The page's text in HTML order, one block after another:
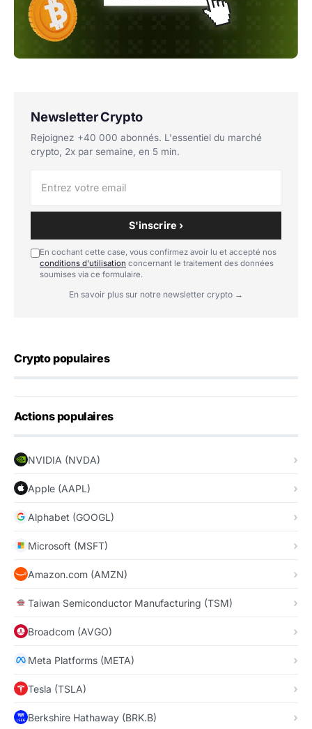
Newsletter Crypto
Rejoignez +40 000 abonnés. L'essentiel du marché
crypto, 2x par semaine, en 5 min.
S'inscrire ›
En cochant cette case, vous confirmez avoir lu et accepté nos
conditions d'utilisation concernant le traitement des données
soumises via ce formulaire.
En savoir plus sur notre newsletter crypto →
Crypto populaires
Actions populaires
NVIDIA (NVDA)
Apple (AAPL)
Alphabet (GOOGL)
Microsoft (MSFT)
Amazon.com (AMZN)
Taiwan Semiconductor Manufacturing (TSM)
Broadcom (AVGO)
Meta Platforms (META)
Tesla (TSLA)
Berkshire Hathaway (BRK.B)